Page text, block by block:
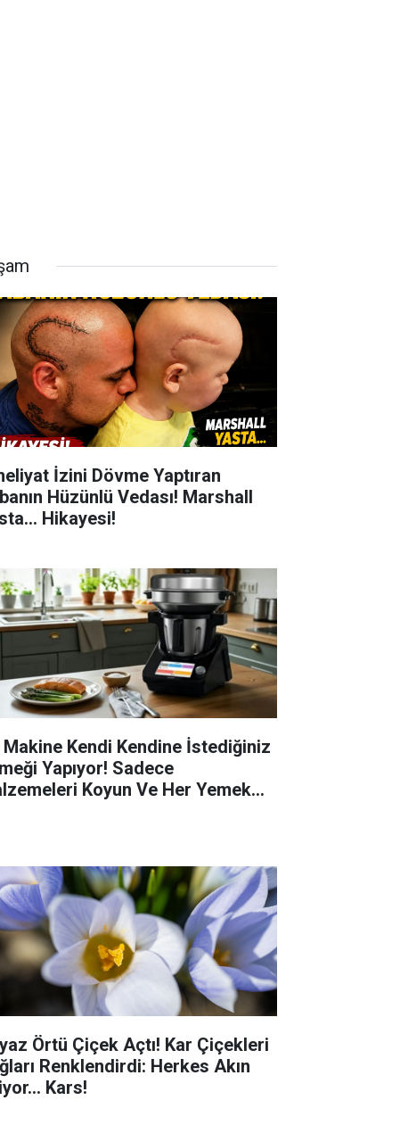
İzini Dövme Yaptıran
Hüzünlü Vedası! Marshall
Hikayesi!
Makine Kendi Kendine İstediğiniz
Yapıyor! Sadece
Koyun Ve Her Yemek
Örtü Çiçek Açtı! Kar Çiçekleri
Renklendirdi: Herkes Akın
Kars!